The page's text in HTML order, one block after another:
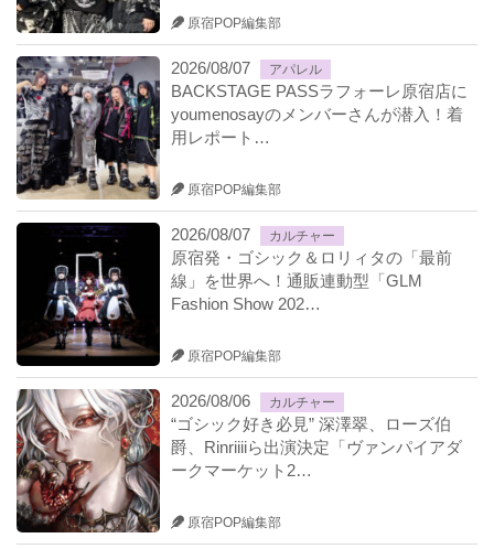
原宿POP編集部
2026/08/07 アパレル
BACKSTAGE PASSラフォーレ原宿店に
youmenosayのメンバーさんが潜入！着
用レポート…
原宿POP編集部
2026/08/07 カルチャー
原宿発・ゴシック＆ロリィタの「最前
線」を世界へ！通販連動型「GLM
Fashion Show 202…
原宿POP編集部
2026/08/06 カルチャー
“ゴシック好き必見” 深澤翠、ローズ伯
爵、Rinriiiiら出演決定「ヴァンパイアダ
ークマーケット2…
原宿POP編集部